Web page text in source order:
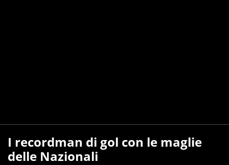
I recordman di gol con le maglie
delle Nazionali